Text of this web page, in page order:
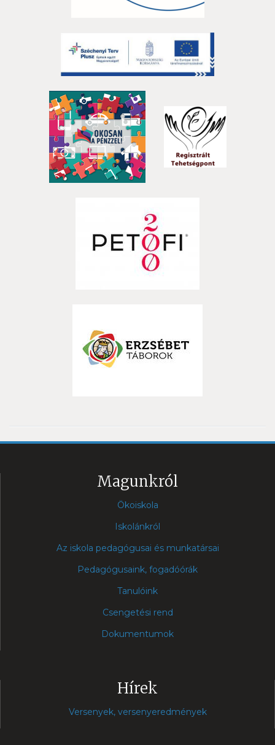
Magunkról
Ökoiskola
Iskolánkról
Az iskola pedagógusai és munkatársai
Pedagógusaink, fogadóórák
Tanulóink
Csengetési rend
Dokumentumok
Hírek
Versenyek, versenyeredmények